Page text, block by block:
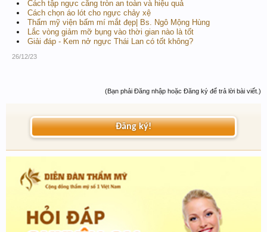
Cách tập ngực căng tròn an toàn và hiệu quả
Cách chọn áo lót cho ngực chảy xệ
Thẩm mỹ viện bấm mí mắt đẹp| Bs. Ngô Mộng Hùng
Lắc vòng giảm mỡ bụng vào thời gian nào là tốt
Giải đáp - Kem nở ngực Thái Lan có tốt không?
26/12/23
(Bạn phải Đăng nhập hoặc Đăng ký để trả lời bài viết.)
Đăng ký!